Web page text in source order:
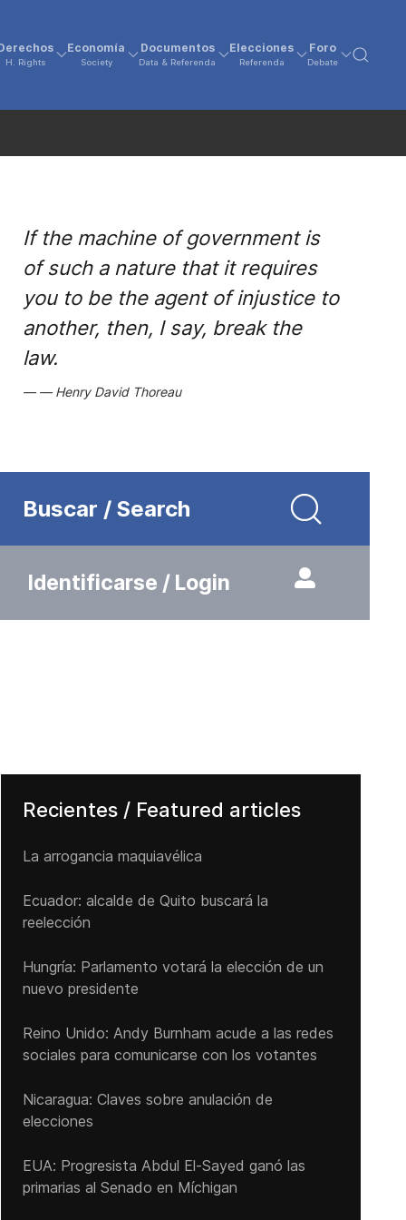
H. Rights
Economía
Society
Documentos
Data & Referenda
Elecciones
Referenda
Foro
Debate
If the machine of government is
of such a nature that it requires
you to be the agent of injustice to
another, then, I say, break the
law.
Henry David Thoreau
Buscar / Search
Identificarse / Login
Recientes / Featured articles
La arrogancia maquiavélica
Ecuador: alcalde de Quito buscará la
reelección
Hungría: Parlamento votará la elección de un
nuevo presidente
Reino Unido: Andy ‌Burnham acude a las redes
sociales para comunicarse con los votantes
Nicaragua: Claves sobre anulación de
elecciones
EUA: Progresista Abdul El-Sayed ganó las
primarias al Senado ‌en Míchigan